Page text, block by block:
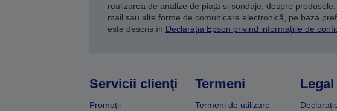
realizarea de analize de piață și sondaje, despre
mail sau alte forme de comunicare electronică, pe baza
este descris în Declarația Epson privind informațiile de
Servicii clienţi
Promoţii
Termeni
Termeni de utilizare
Legal